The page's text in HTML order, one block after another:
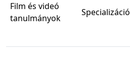
Film és videó
tanulmányok
Specializáció